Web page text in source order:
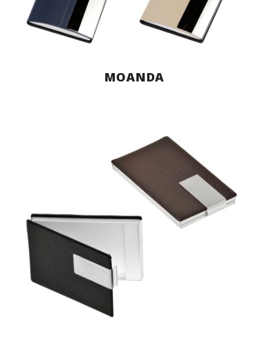
MOANDA